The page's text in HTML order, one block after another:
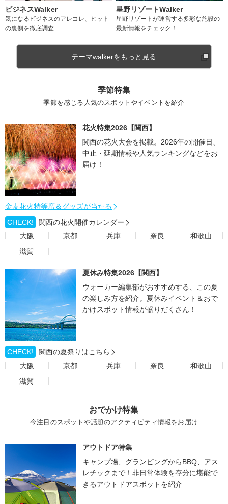
ビジネスWalker
気になるビジネスのアレコレ、ヒット
の裏側を徹底調査
星野リゾートWalker
星野リゾートが運営する多彩な施設の
最新情報をチェック！
テーマwalkerをもっと見る
季節特集
季節を感じる人気のスポットやイベントを紹介
花火特集2026【関西】
関西の花火大会を掲載。2026年の開催日、
中止・延期情報や人気ランキングなどをお
届け！
金麦花火特等席＆グッズが当たる
CHECK!
関西の花火開催カレンダー
大阪
京都 兵庫 奈良
和歌山
滋賀
夏休み特集2026【関西】
ウォーカー編集部がおすすめする、この夏
の楽しみ方を紹介。夏休みイベント＆おで
かけスポット情報が盛りだくさん！
CHECK!
関西の夏祭りはこちら
大阪
京都 兵庫 奈良
和歌山
滋賀
おでかけ特集
今注目のスポットや話題のアクティビティ情報をお届け
アウトドア特集
キャンプ場、グランピングからBBQ、アス
レチックまで！非日常体験を存分に堪能で
きるアウトドアスポットを紹介